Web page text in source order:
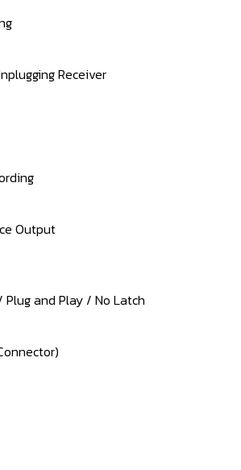
Receiver
Output
and Play / No Latch